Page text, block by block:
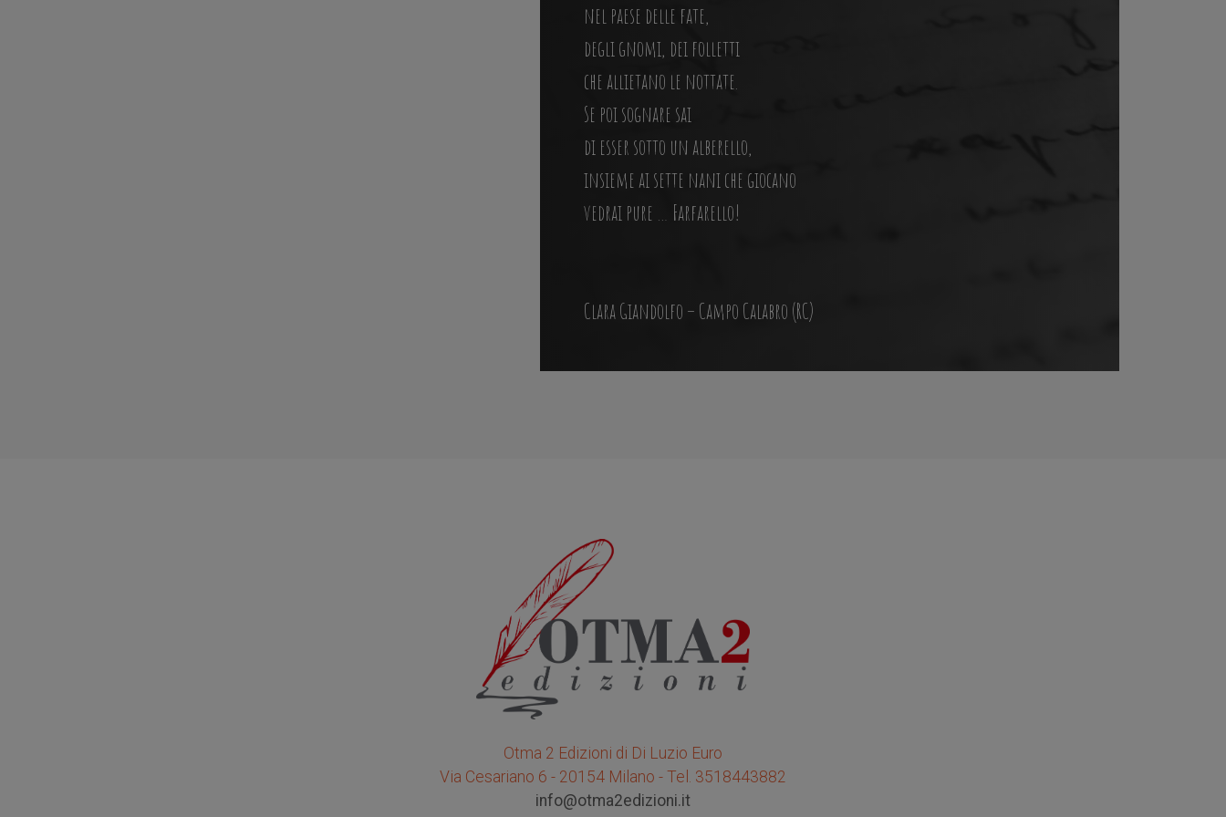
nel paese delle fate,
degli gnomi, dei folletti
che allietano le nottate.
Se poi sognare sai
di esser sotto un alberello,
insieme ai sette nani che giocano
vedrai pure … Farfarello!
Clara Giandolfo – Campo Calabro (RC)
Otma 2 Edizioni di Di Luzio Euro
Via Cesariano 6 - 20154 Milano - Tel. 3518443882
info@otma2edizioni.it